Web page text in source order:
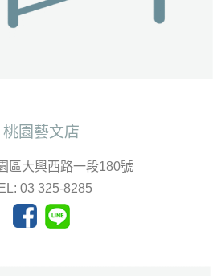
桃園藝文店
區大興西路一段180號
03 325-8285